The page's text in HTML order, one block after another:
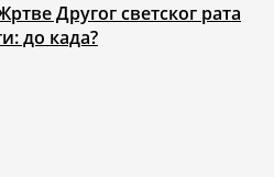
Другог светског рата
до када?